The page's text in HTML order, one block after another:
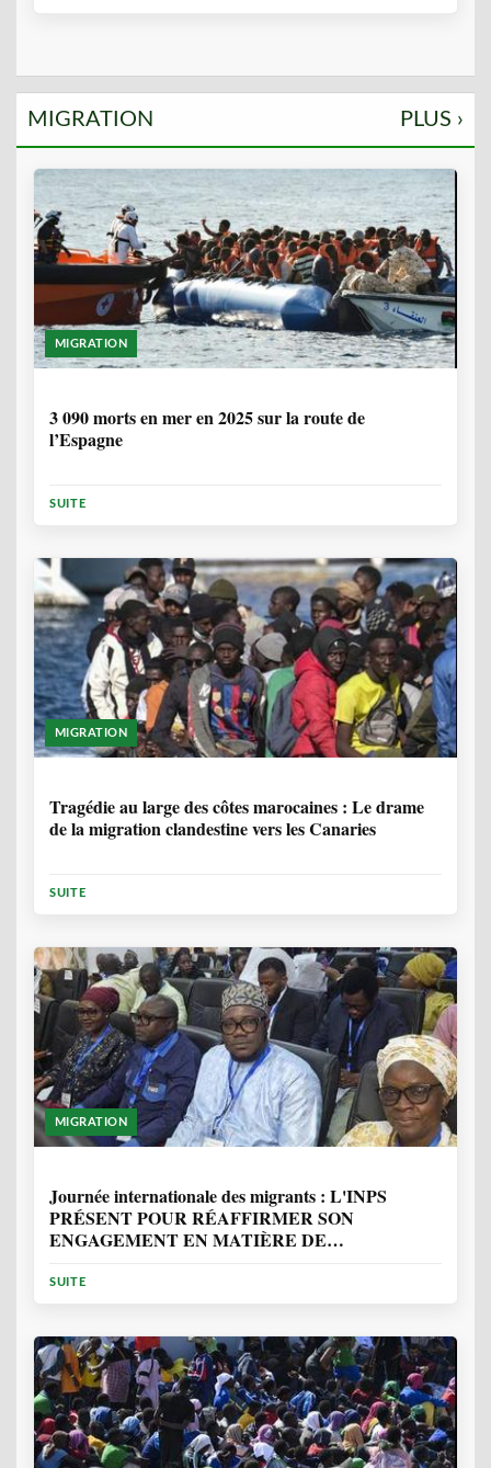
MIGRATION PLUS ›
MIGRATION
3 090 morts en mer en 2025 sur la route de
l’Espagne
SUITE
MIGRATION
Tragédie au large des côtes marocaines : Le drame
de la migration clandestine vers les Canaries
SUITE
MIGRATION
Journée internationale des migrants : L'INPS
PRÉSENT POUR RÉAFFIRMER SON
ENGAGEMENT EN MATIÈRE DE
SUITE